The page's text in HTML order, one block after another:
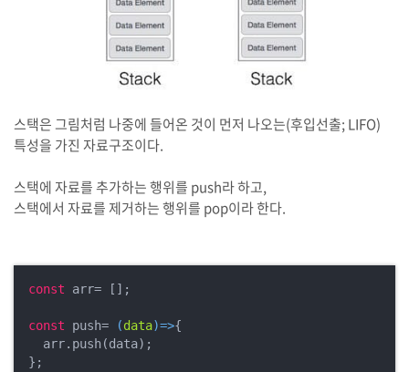
스택은 그림처럼 나중에 들어온 것이 먼저 나오는(후입선출; LIFO)
특성을 가진 자료구조이다.
스택에 자료를 추가하는 행위를 push라 하고,
스택에서 자료를 제거하는 행위를 pop이라 한다.
const arr= [];
const push= (data)=>{
  arr.push(data);